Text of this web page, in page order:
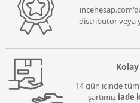
distribütör veya
14 gün içinde
şartımız iade